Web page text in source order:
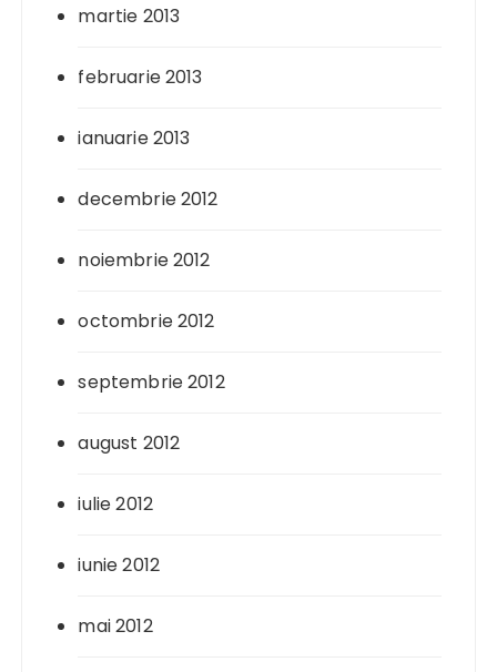
martie 2013
februarie 2013
ianuarie 2013
decembrie 2012
noiembrie 2012
octombrie 2012
septembrie 2012
august 2012
iulie 2012
iunie 2012
mai 2012